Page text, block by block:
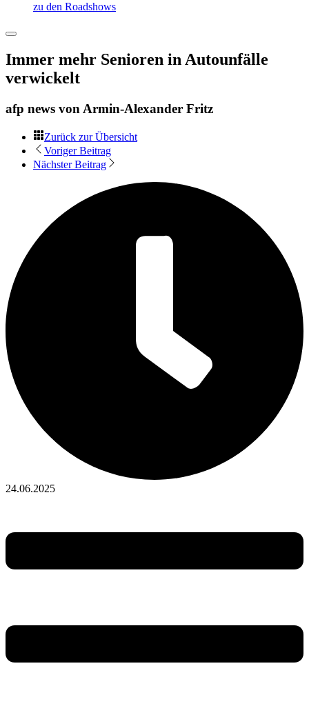
zu den Roadshows
Immer mehr Senioren in Autounfälle
verwickelt
afp news von Armin-Alexander Fritz
Zurück zur Übersicht
Voriger Beitrag
Nächster Beitrag
24.06.2025